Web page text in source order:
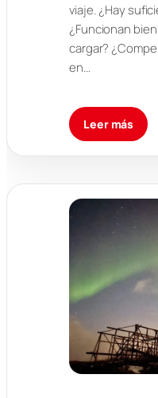
viaje. ¿Hay
¿Funcionan
cargar?
en…
Leer más